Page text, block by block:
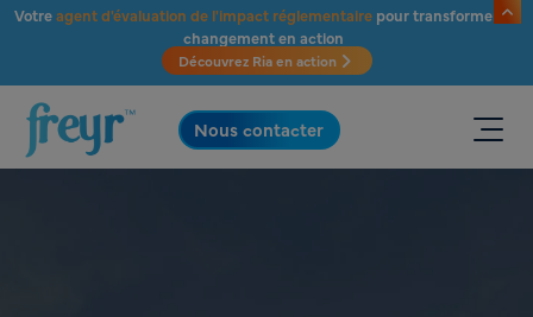
Passer au contenu principal
Votreagent d'évaluation de l'impact réglementairepour transformer le
changement en action
Découvrez Ria en action
.
Nous contacter